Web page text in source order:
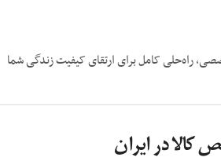
راه‌حلی کامل برای ارتقای کیفیت زندگی شما
در ایران